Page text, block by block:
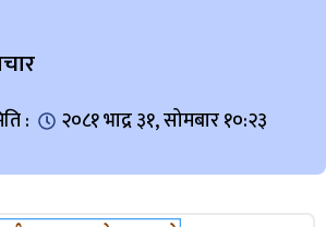
: २०८१ भाद्र ३१, सोमबार १०:२३